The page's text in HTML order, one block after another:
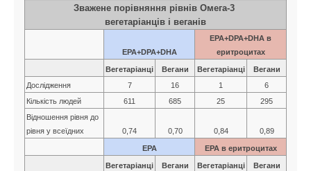
Зважене порівняння рівнів Омега-3
вегетаріанців і веганів
EPA+DPA+DHA
EPA+DPA+DHA в
еритроцитах
Вегетаріанці Вегани Вегетаріанці
Вегани
Дослідження
7 16 1
6
Кількість людей
611 685 25
295
Відношення рівня до
рівня у всеїдних
0,74 0,70 0,84 0,89
EPA EPA в еритроцитах
Вегетаріанці Вегани Вегетаріанці
Вегани